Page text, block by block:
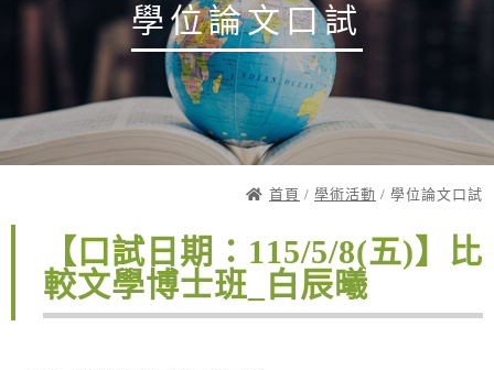
學位論文口試
首頁 / 學術活動 / 學位論文口試
【口試日期：115/5/8(五)】比
較文學博士班_白辰曦